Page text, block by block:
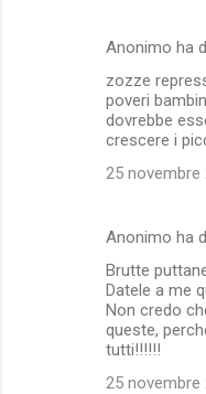
Anonimo ha
zozze
poveri
dovrebbe
crescere i
25 novembre
Anonimo ha
Brutte
Datele a me
Non credo
queste,
tutti!!!!!!
25 novembre